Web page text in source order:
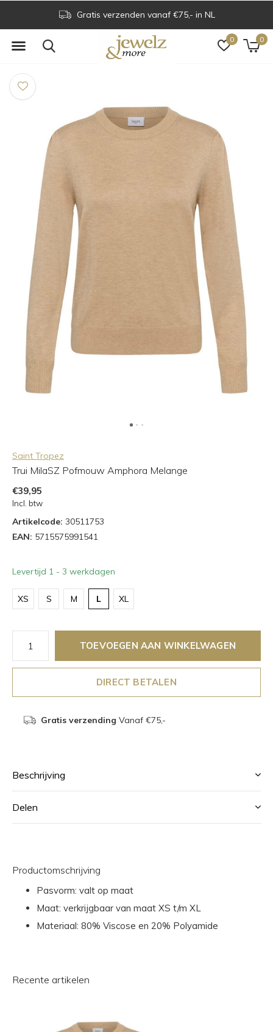
0 0
Gratis verzenden vanaf €75,- in NL
Saint Tropez
Trui MilaSZ Pofmouw Amphora Melange
€39,95
Incl. btw
Artikelcode: 30511753
EAN: 5715575991541
Levertijd 1 - 3 werkdagen
XS S M L XL
TOEVOEGEN AAN WINKELWAGEN
DIRECT BETALEN
Gratis verzending Vanaf €75,-
Beschrijving
Delen
Productomschrijving
Pasvorm: valt op maat
Maat: verkrijgbaar van maat XS t/m XL
Materiaal: 80% Viscose en 20% Polyamide
Recente artikelen